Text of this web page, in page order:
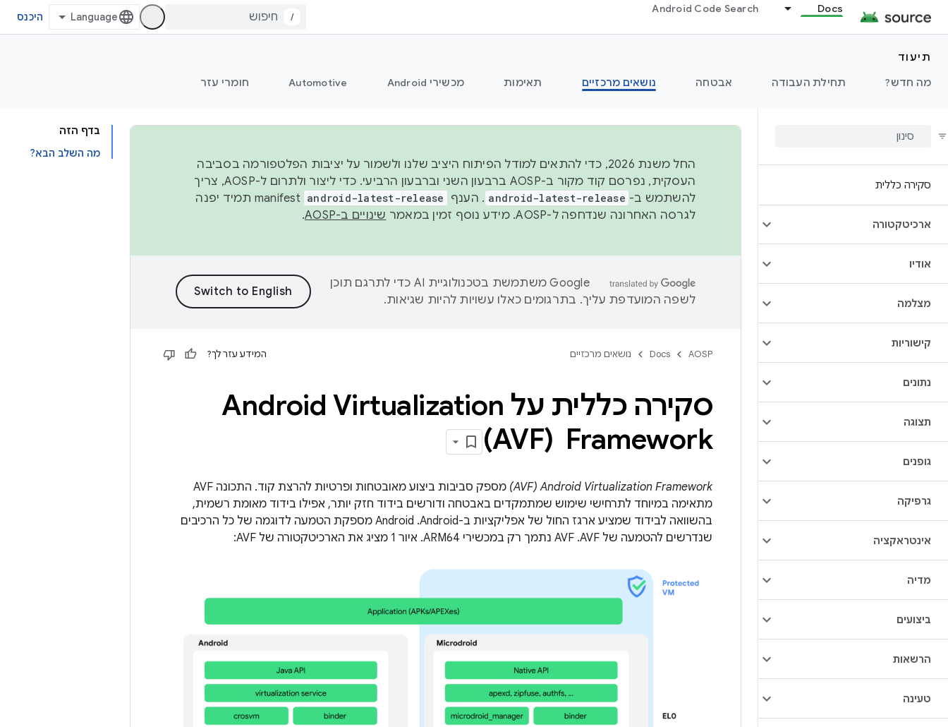
Docs
Android Code Search
/ היכנס
תיעוד
מה חדש?
תחילת העבודה אבטחה נושאים מרכזיים תאימות מכשירי Android Automotive חומרי עזר
סקירה כללית
ארכיטקטורה
אודיו
מצלמה
קישוריות
נתונים
תצוגה
גופנים
גרפיקה
אינטראקציה
מדיה
ביצועים
הרשאות
טעינה
בדף הזה
מה השלב הבא?
החל משנת 2026, כדי להתאים למודל הפיתוח היציב שלנו ולשמור על יציבות הפלטפורמה בסביבה
העסקית, נפרסם קוד מקור ב-AOSP ברבעון השני וברבעון הרביעי. כדי ליצור ולתרום ל-AOSP, צריך
להשתמש ב- android-latest-release . הענף android-latest-release
manifest תמיד יפנה
לגרסה האחרונה שנדחפה ל-AOSP. מידע נוסף זמין במאמר
שינויים ב-AOSP .
‫Google משתמשת בטכנולוגיית AI כדי לתרגם תוכן
לשפה המועדפת עליך. בתרגומים כאלו עשויות להיות שגיאות.
AOSP
Docs נושאים מרכזיים המידע עזר לך?
סקירה כללית על Android Virtualization
Framework ‏ (AVF)
Android Virtualization Framework‏ (AVF)
מספק סביבות ביצוע מאובטחות ופרטיות להרצת קוד. התכונה AVF
מתאימה במיוחד לתרחישי שימוש שמתמקדים באבטחה ודורשים בידוד חזק יותר, אפילו בידוד מאומת רשמית,
בהשוואה לבידוד שמציע ארגז החול של אפליקציות ב-Android. ‫Android מספקת הטמעה לדוגמה של כל הרכיבים
שנדרשים להטמעה של AVF. ‫AVF נתמך רק במכשירי ARM64. איור 1 מציג את הארכיטקטורה של AVF: